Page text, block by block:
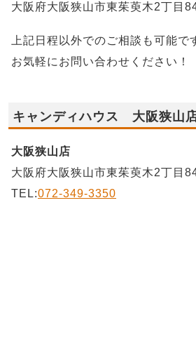
大阪府大阪狭山市東茱萸木2丁目
上記日程以外でのご相談も可能で
お気軽にお問い合わせください！
キャンディハウス 大阪狭山
大阪狭山店
大阪府大阪狭山市東茱萸木2丁目
TEL:072-349-3350